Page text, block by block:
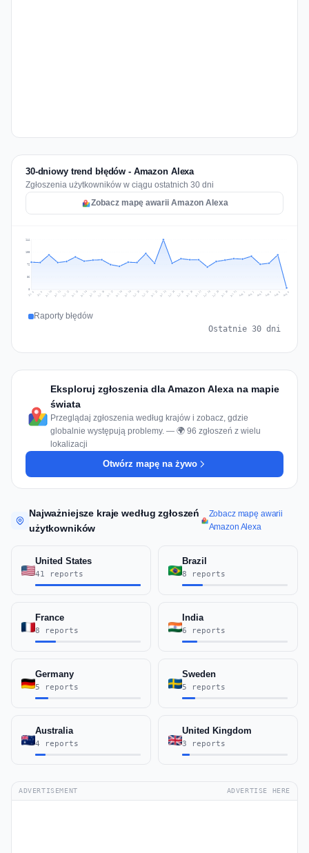
30-dniowy trend błędów - Amazon Alexa
Zgłoszenia użytkowników w ciągu ostatnich 30 dni
Zobacz mapę awarii Amazon Alexa
36
72
108
144
Jul 8 Jul 9 Jul 10 Jul 11 Jul 12 Jul 13 Jul 14 Jul 15 Jul 16 Jul 17 Jul 18 Jul 19 Jul 20 Jul 21 Jul 22 Jul 23 Jul 24 Jul 25 Jul 26 Jul 27 Jul 28 Jul 29 Jul 30 Jul 31 Aug 1 Aug 2 Aug 3 Aug 4 Aug 5 Aug 6
Raporty błędów
Ostatnie 30 dni
Eksploruj zgłoszenia dla Amazon Alexa na mapie
świata
Przeglądaj zgłoszenia według krajów i zobacz, gdzie
globalnie występują problemy. — 🌍 96 zgłoszeń z wielu
lokalizacji
Otwórz mapę na żywo
Najważniejsze kraje według zgłoszeń
użytkowników
Zobacz mapę awarii
Amazon Alexa
United States
41 reports
Brazil
8 reports
France
8 reports
India
6 reports
Germany
5 reports
Sweden
5 reports
Australia
4 reports
United Kingdom
3 reports
ADVERTISEMENT ADVERTISE HERE